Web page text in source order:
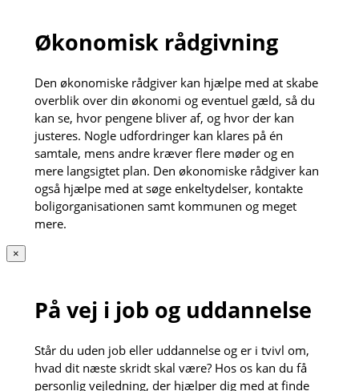
Økonomisk rådgivning
Den økonomiske rådgiver kan hjælpe med at skabe
overblik over din økonomi og eventuel gæld, så du
kan se, hvor pengene bliver af, og hvor der kan
justeres. Nogle udfordringer kan klares på én
samtale, mens andre kræver flere møder og en
mere langsigtet plan. Den økonomiske rådgiver kan
også hjælpe med at søge enkeltydelser, kontakte
boligorganisationen samt kommunen og meget
mere.
×
På vej i job og uddannelse
Står du uden job eller uddannelse og er i tvivl om,
hvad dit næste skridt skal være? Hos os kan du få
personlig vejledning, der hjælper dig med at finde